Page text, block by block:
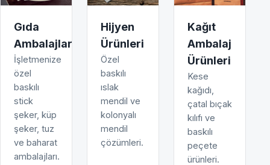
Gıda
Ambalajları
İşletmenize
özel
baskılı
stick
şeker, küp
şeker, tuz
ve baharat
ambalajları.
Hijyen
Ürünleri
Özel
baskılı
ıslak
mendil ve
kolonyalı
mendil
çözümleri.
Kağıt
Ambalaj
Ürünleri
Kese
kağıdı,
çatal bıçak
kılıfı ve
baskılı
peçete
ürünleri.